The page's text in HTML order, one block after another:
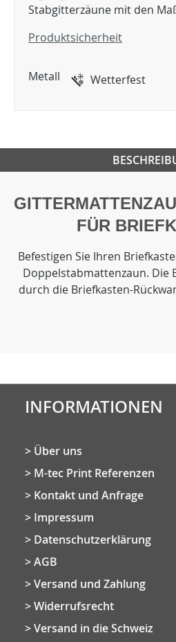
Stabgitterzäune mit den
Produktsicherheit
Metall Wetterfest
FÜR
Befestigen Sie Ihren
Doppelstabmattenzaun. Die
durch die Briefkasten-
INFORMATIONEN
Über uns
M-tec Print Referenzen
Kontakt und Anfrage
Impressum
Datenschutzerklärung
AGB
Versand und Zahlung
Widerrufsrecht
Versand in die Schweiz